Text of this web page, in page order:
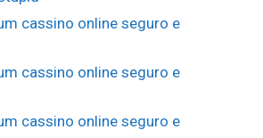
cassino online seguro e
cassino online seguro e
cassino online seguro e